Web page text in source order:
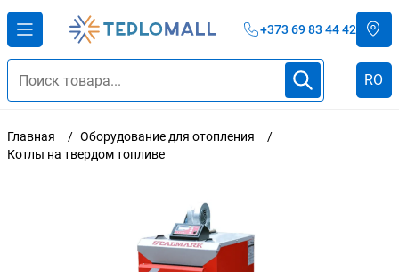
+373 69 83 44 42
RO
Главная
Оборудование для отопления
Котлы на твердом топливе